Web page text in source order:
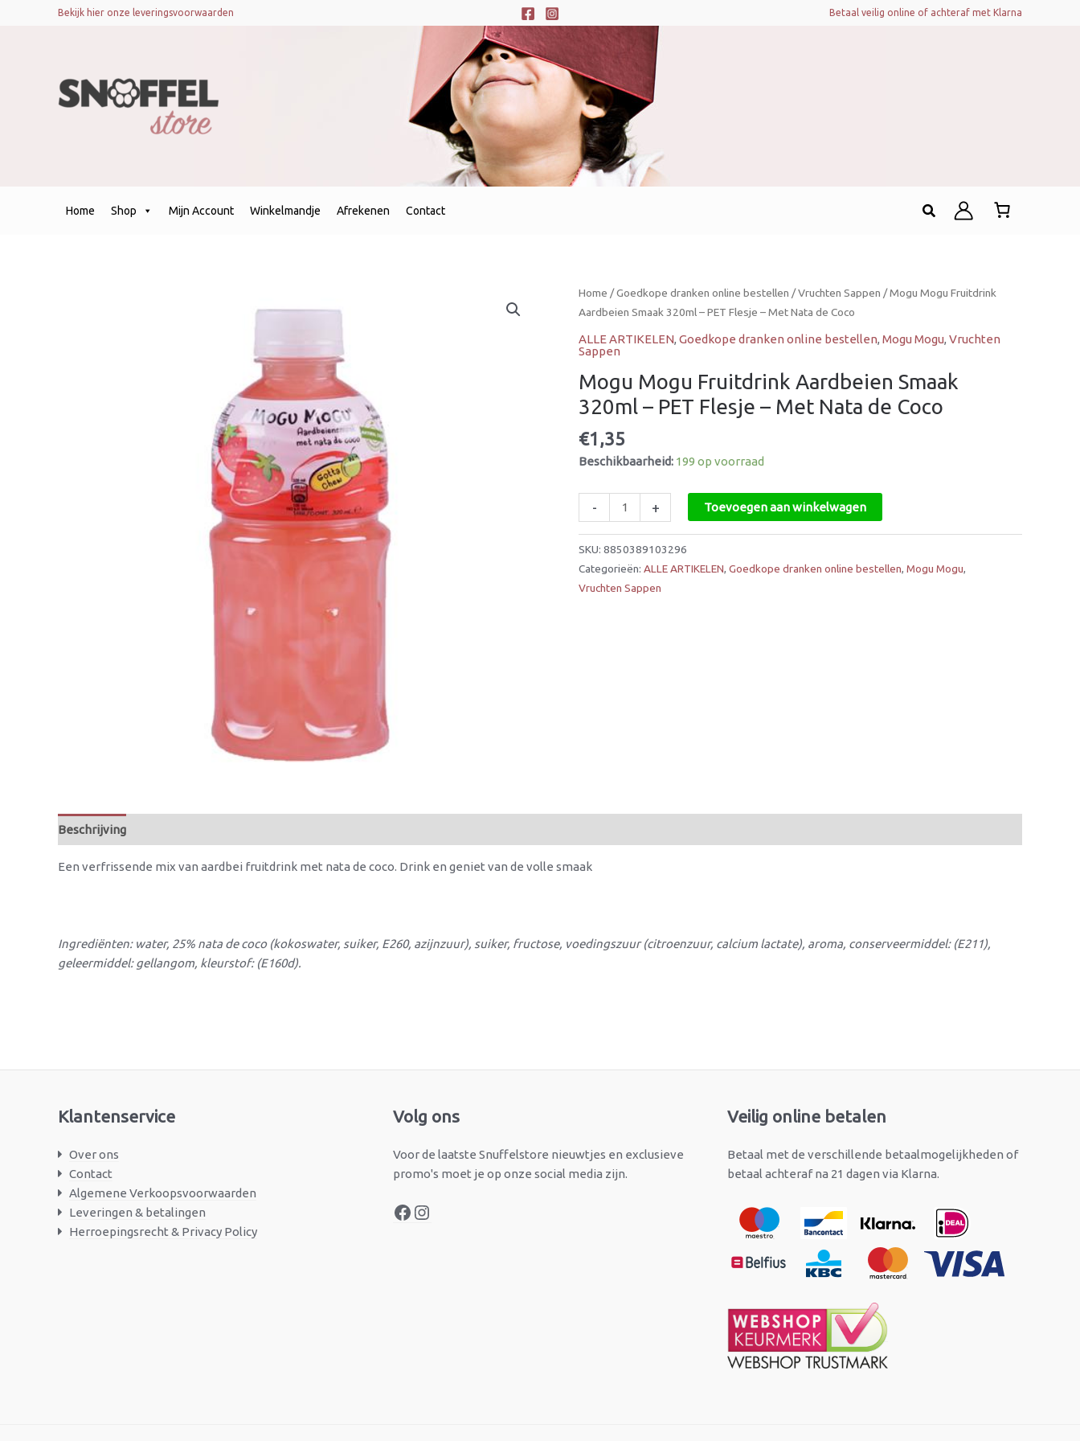
Bekijk hier onze leveringsvoorwaarden Betaal veilig online of achteraf met Klarna
Home Shop Mijn Account Winkelmandje Afrekenen Contact Zoeken
Home /Goedkope dranken online bestellen /Vruchten Sappen / Mogu Mogu Fruitdrink
Aardbeien Smaak 320ml – PET Flesje – Met Nata de Coco
ALLE ARTIKELEN, Goedkope dranken online bestellen, Mogu Mogu, Vruchten
Sappen
Mogu Mogu Fruitdrink Aardbeien Smaak
320ml – PET Flesje – Met Nata de Coco
€1,35
Beschikbaarheid: 199 op voorraad
-
Mogu
Mogu
Aardbeien
320ml
-
Flesje
-
de
+ Toevoegen aan winkelwagen
SKU: 8850389103296
Categorieën: ALLE ARTIKELEN, Goedkope dranken online bestellen, Mogu Mogu,
Vruchten Sappen
Beschrijving
Een verfrissende mix van aardbei fruitdrink met nata de coco. Drink en geniet van de volle smaak
Ingrediënten: water, 25% nata de coco (kokoswater, suiker, E260, azijnzuur), suiker, fructose, voedingszuur (citroenzuur, calcium lactate), aroma, conserveermiddel: (E211),
geleermiddel: gellangom, kleurstof: (E160d).
Klantenservice
Over ons
Contact
Algemene Verkoopsvoorwaarden
Leveringen & betalingen
Herroepingsrecht & Privacy Policy
Volg ons
Voor de laatste Snuffelstore nieuwtjes en exclusieve
promo's moet je op onze social media zijn.
Facebook
Instagram Veilig online betalen
Betaal met de verschillende betaalmogelijkheden of
betaal achteraf na 21 dagen via Klarna.